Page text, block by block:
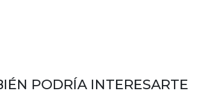
PODRÍA INTERESARTE